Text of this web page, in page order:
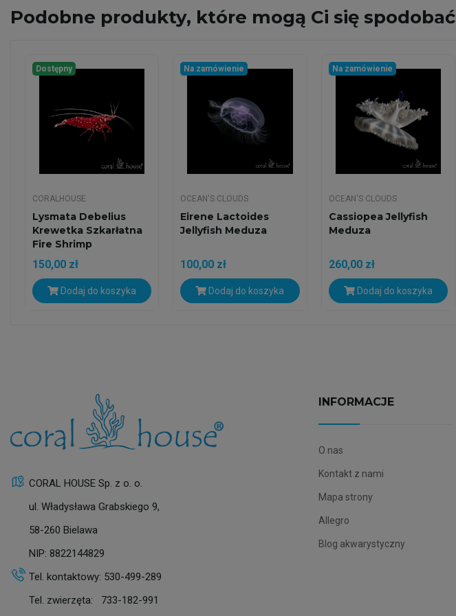
Podobne produkty, które mogą Ci się spodobać
Dostępny
CORALHOUSE
Lysmata Debelius
Krewetka Szkarłatna
Fire Shrimp
150,00 zł
Dodaj do koszyka
Na zamówienie
OCEAN'S CLOUDS
Eirene Lactoides
Jellyfish Meduza
100,00 zł
Dodaj do koszyka
Na zamówienie
OCEAN'S CLOUDS
Cassiopea Jellyfish
Meduza
260,00 zł
Dodaj do koszyka
CORAL HOUSE Sp. z o. o.
ul. Władysława Grabskiego 9,
58-260 Bielawa
NIP: 8822144829
Tel. kontaktowy: 530-499-289
Tel. zwierzęta: 733-182-991
INFORMACJE
O nas
Kontakt z nami
Mapa strony
Allegro
Blog akwarystyczny